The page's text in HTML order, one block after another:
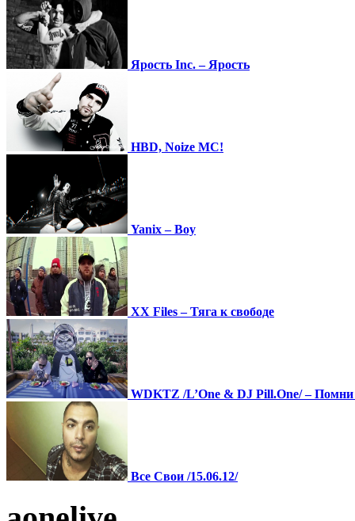
Ярость Inc. – Ярость
HBD, Noize MC!
Yanix – Boy
XX Files – Тяга к свободе
WDKTZ /L’One & DJ Pill.One/ –
Все Свои /15.06.12/